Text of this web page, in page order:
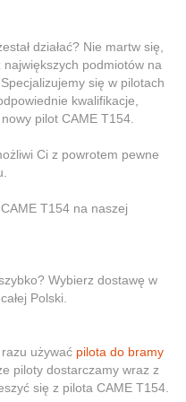
działać? Nie martw się,
podmiotów na
się w pilotach
kwalifikacje,
pilot CAME T154.
Ci z powrotem pewne
T154 na naszej
Wybierz dostawę w
Polski.
używać pilota do bramy
piloty dostarczamy wraz z
się z pilota CAME T154.